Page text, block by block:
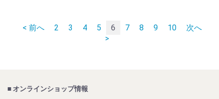
< 前へ 2 3 4 5 6 7 8 9 10
次へ
>
■ オンラインショップ情報